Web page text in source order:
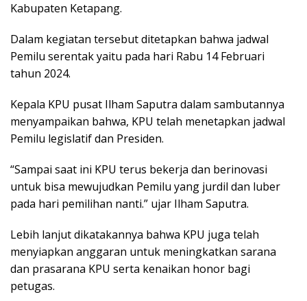
Kabupaten Ketapang.
Dalam kegiatan tersebut ditetapkan bahwa jadwal
Pemilu serentak yaitu pada hari Rabu 14 Februari
tahun 2024.
Kepala KPU pusat Ilham Saputra dalam sambutannya
menyampaikan bahwa, KPU telah menetapkan jadwal
Pemilu legislatif dan Presiden.
“Sampai saat ini KPU terus bekerja dan berinovasi
untuk bisa mewujudkan Pemilu yang jurdil dan luber
pada hari pemilihan nanti.” ujar Ilham Saputra.
Lebih lanjut dikatakannya bahwa KPU juga telah
menyiapkan anggaran untuk meningkatkan sarana
dan prasarana KPU serta kenaikan honor bagi
petugas.